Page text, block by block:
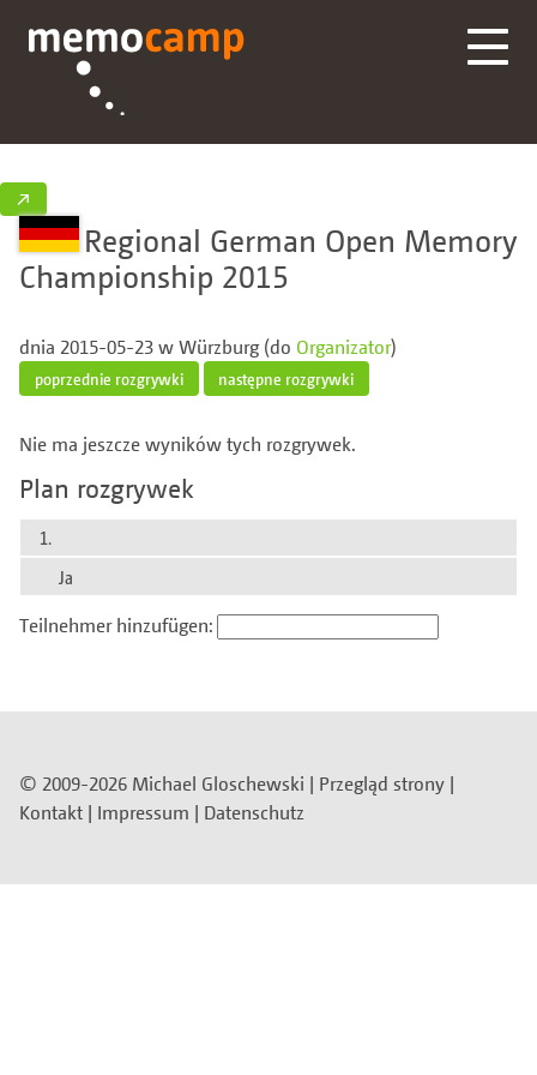
↗
Regional German Open Memory
Championship 2015
dnia 2015-05-23 w Würzburg (do Organizator)
poprzednie rozgrywki następne rozgrywki
Nie ma jeszcze wyników tych rozgrywek.
Plan rozgrywek
1.
Ja
Teilnehmer hinzufügen:
© 2009-2026 Michael Gloschewski | Przegląd strony |
Kontakt | Impressum | Datenschutz